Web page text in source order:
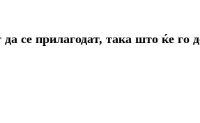
се прилагодат, така што ќе го